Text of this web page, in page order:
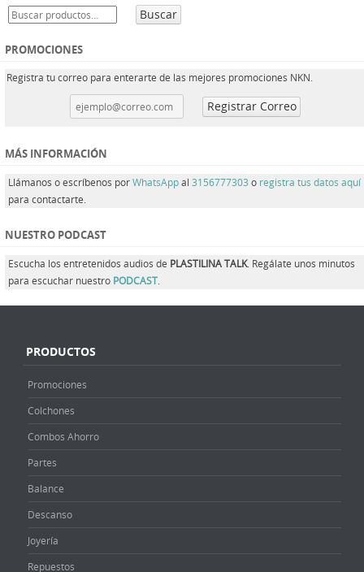
Buscar
PROMOCIONES
Registra tu correo para enterarte de las mejores promociones NKN.
MÁS INFORMACIÓN
Llámanos o escríbenos porWhatsAppal 3156777303 o registra tus datos aquí
para contactarte.
NUESTRO PODCAST
Escucha los entretenidos audios de PLASTILINA TALK. Regálate unos minutos
para escuchar nuestro PODCAST
PRODUCTOS
Promociones
Colchones
Combos Ahorro
Partes
Balance
Descanso
Joyería
Repuestos